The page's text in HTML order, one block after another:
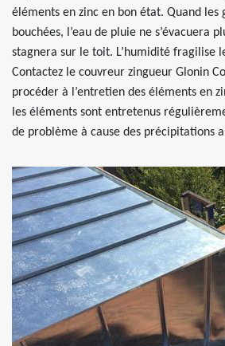
éléments en zinc en bon état. Quand les
bouchées, l’eau de pluie ne s’évacuera
stagnera sur le toit. L’humidité fragilise
Contactez le couvreur zingueur Glonin
procéder à l’entretien des éléments en
les éléments sont entretenus
de problème à cause des précipitations